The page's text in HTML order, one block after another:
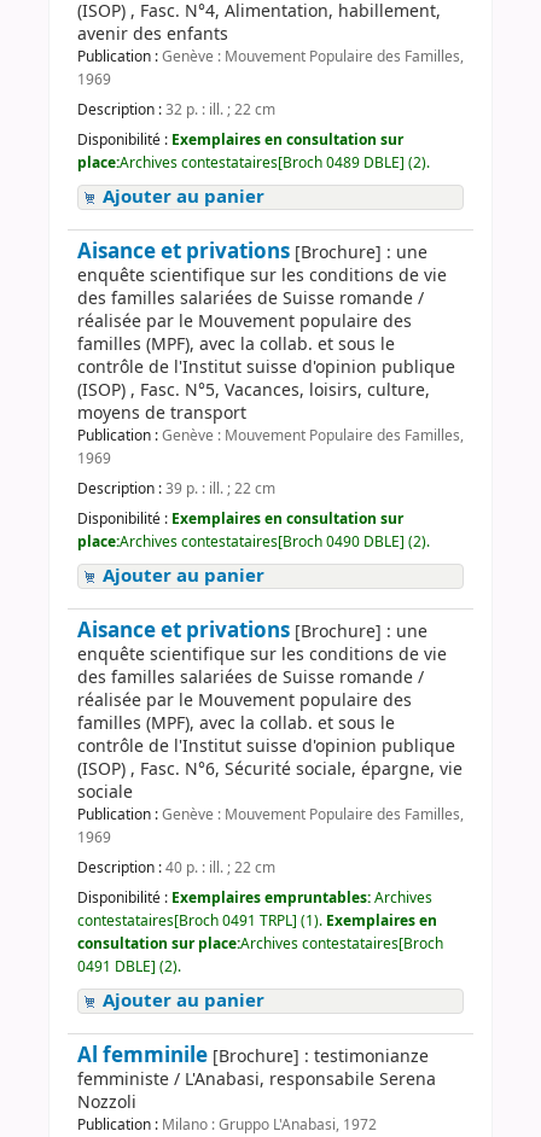
(ISOP) , Fasc. N°4, Alimentation, habillement,
avenir des enfants
Publication :Genève : Mouvement Populaire des Familles,
1969
Description :32 p. : ill. ; 22 cm
Disponibilité : Exemplaires en consultation sur
place:Archives contestataires[Broch 0489 DBLE] (2).
Ajouter au panier
Aisance et privations [Brochure] : une
enquête scientifique sur les conditions de vie
des familles salariées de Suisse romande /
réalisée par le Mouvement populaire des
familles (MPF), avec la collab. et sous le
contrôle de l'Institut suisse d'opinion publique
(ISOP) , Fasc. N°5, Vacances, loisirs, culture,
moyens de transport
Publication :Genève : Mouvement Populaire des Familles,
1969
Description :39 p. : ill. ; 22 cm
Disponibilité : Exemplaires en consultation sur
place:Archives contestataires[Broch 0490 DBLE] (2).
Ajouter au panier
Aisance et privations [Brochure] : une
enquête scientifique sur les conditions de vie
des familles salariées de Suisse romande /
réalisée par le Mouvement populaire des
familles (MPF), avec la collab. et sous le
contrôle de l'Institut suisse d'opinion publique
(ISOP) , Fasc. N°6, Sécurité sociale, épargne, vie
sociale
Publication :Genève : Mouvement Populaire des Familles,
1969
Description :40 p. : ill. ; 22 cm
Disponibilité : Exemplaires empruntables:Archives
contestataires[Broch 0491 TRPL] (1). Exemplaires en
consultation sur place:Archives contestataires[Broch
0491 DBLE] (2).
Ajouter au panier
Al femminile [Brochure] : testimonianze
femministe / L'Anabasi, responsabile Serena
Nozzoli
Publication : Milano : Gruppo L'Anabasi, 1972